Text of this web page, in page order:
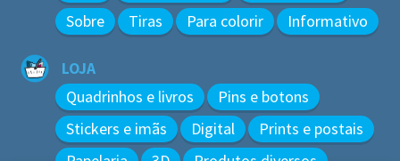
Sobre
Tiras Para colorir Informativo
LOJA
Quadrinhos e livros
Pins e botons
Stickers e imãs
Digital
Prints e postais